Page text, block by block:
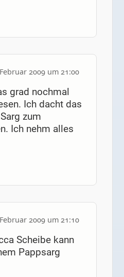
2009 um 21:00
grad nochmal
Ich dacht das
zum
Ich nehm alles
2009 um 21:10
Scheibe kann
Pappsarg